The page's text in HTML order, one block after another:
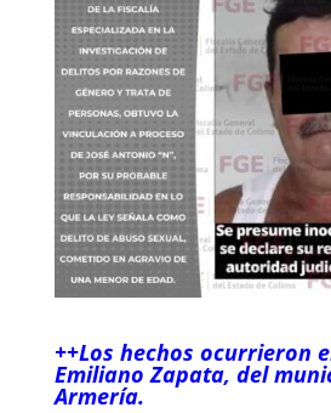
++Los hechos ocurrieron
Emiliano Zapata, del
Armería.